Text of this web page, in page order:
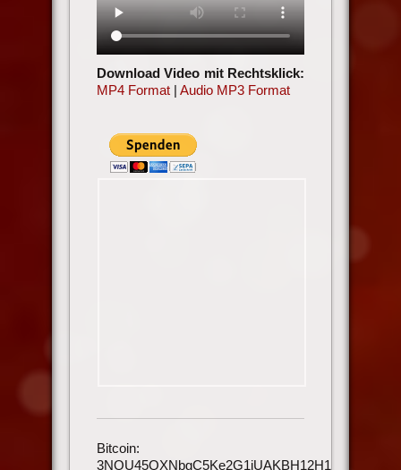
Download Video mit Rechtsklick:
MP4 Format| Audio MP3 Format
Bitcoin:
3NQU45QXNbgC5Ke2G1iUAKBH12H1h3UmAu